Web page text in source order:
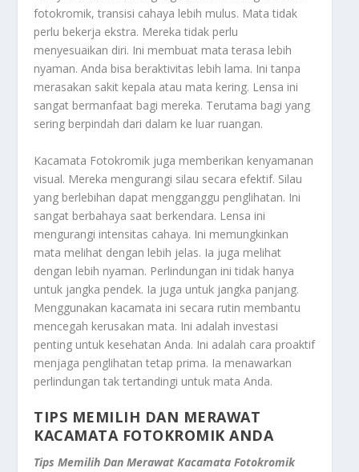
fotokromik, transisi cahaya lebih mulus. Mata tidak
perlu bekerja ekstra. Mereka tidak perlu
menyesuaikan diri. Ini membuat mata terasa lebih
nyaman. Anda bisa beraktivitas lebih lama. Ini tanpa
merasakan sakit kepala atau mata kering. Lensa ini
sangat bermanfaat bagi mereka. Terutama bagi yang
sering berpindah dari dalam ke luar ruangan.
Kacamata Fotokromik juga memberikan kenyamanan
visual. Mereka mengurangi silau secara efektif. Silau
yang berlebihan dapat mengganggu penglihatan. Ini
sangat berbahaya saat berkendara. Lensa ini
mengurangi intensitas cahaya. Ini memungkinkan
mata melihat dengan lebih jelas. Ia juga melihat
dengan lebih nyaman. Perlindungan ini tidak hanya
untuk jangka pendek. Ia juga untuk jangka panjang.
Menggunakan kacamata ini secara rutin membantu
mencegah kerusakan mata. Ini adalah investasi
penting untuk kesehatan Anda. Ini adalah cara proaktif
menjaga penglihatan tetap prima. Ia menawarkan
perlindungan tak tertandingi untuk mata Anda.
TIPS MEMILIH DAN MERAWAT
KACAMATA FOTOKROMIK ANDA
Tips Memilih Dan Merawat Kacamata Fotokromik